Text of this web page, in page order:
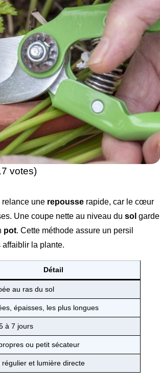
votes)
relance une repousse rapide, car le cœur
Une coupe nette au niveau du sol garde
pot. Cette méthode assure un persil
la plante.
Détail
au ras du sol
épaisses, les plus longues
à 7 jours
ou petit sécateur
régulier et lumière directe